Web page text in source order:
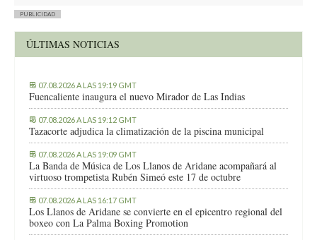
PUBLICIDAD
ÚLTIMAS NOTICIAS
07.08.2026 A LAS 19:19 GMT
Fuencaliente inaugura el nuevo Mirador de Las Indias
07.08.2026 A LAS 19:12 GMT
Tazacorte adjudica la climatización de la piscina municipal
07.08.2026 A LAS 19:09 GMT
La Banda de Música de Los Llanos de Aridane acompañará al
virtuoso trompetista Rubén Simeó este 17 de octubre
07.08.2026 A LAS 16:17 GMT
Los Llanos de Aridane se convierte en el epicentro regional del
boxeo con La Palma Boxing Promotion